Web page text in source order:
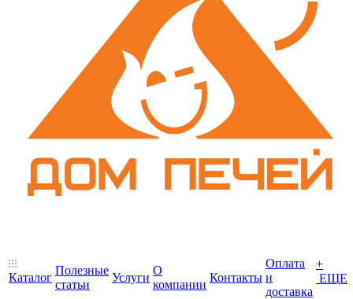
Каталог
Полезные
статьи
Услуги
О
компании
Контакты
Оплата
и
доставка
+
ЕЩЕ